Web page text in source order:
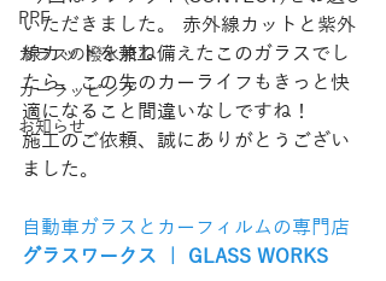
PPF
ガラスの撥水加工
カーラッピング
お知らせ
いただきました。 赤外線カットと紫外
線カットを兼ね備えたこのガラスでし
たら、この先のカーライフもきっと快
適になること間違いなしですね！
施工のご依頼、誠にありがとうござい
ました。
自動車ガラスとカーフィルムの専門店
グラスワークス ｜ GLASS WORKS